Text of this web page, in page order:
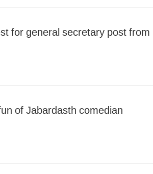
for general secretary post from
of Jabardasth comedian